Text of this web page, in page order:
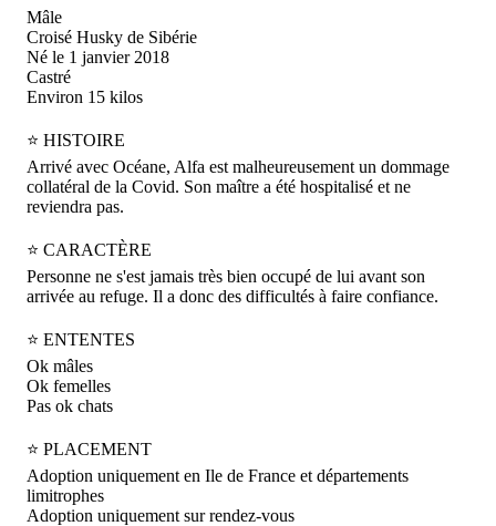
Mâle
Croisé Husky de Sibérie
Né le 1 janvier 2018
Castré
Environ 15 kilos
⭐ HISTOIRE
Arrivé avec Océane, Alfa est malheureusement un dommage
collatéral de la Covid. Son maître a été hospitalisé et ne
reviendra pas.
⭐ CARACTÈRE
Personne ne s'est jamais très bien occupé de lui avant son
arrivée au refuge. Il a donc des difficultés à faire confiance.
⭐ ENTENTES
Ok mâles
Ok femelles
Pas ok chats
⭐ PLACEMENT
Adoption uniquement en Ile de France et départements
limitrophes
Adoption uniquement sur rendez-vous